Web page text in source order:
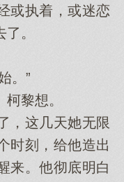
或执着，或迷恋
。
。”
黎想。
这几天她无限
时刻，给他造出
来。他彻底明白